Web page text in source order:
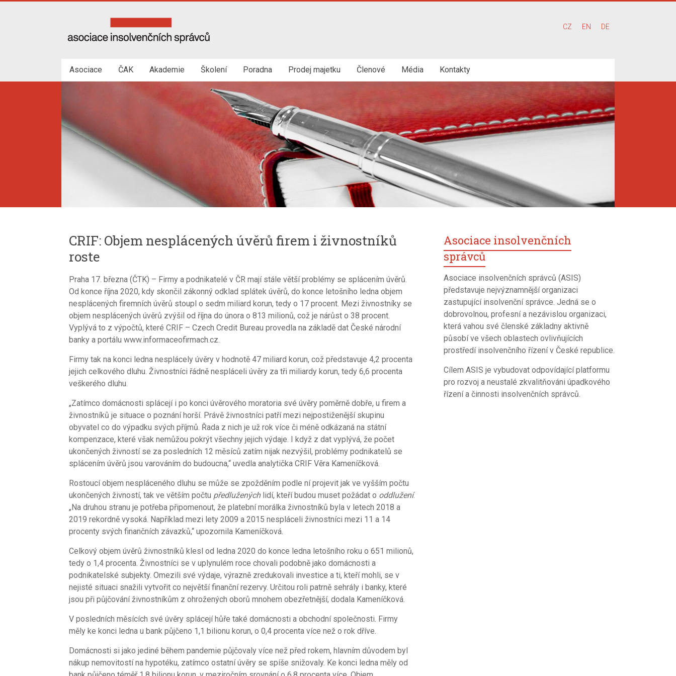
Asociace
insolvenčních
správců
CZ EN DE
Asociace ČAK Akademie Školení Poradna Prodej majetku Členové Média Kontakty
CRIF: Objem nesplácených úvěrů firem i živnostníků
roste
Praha 17. března (ČTK) – Firmy a podnikatelé v ČR mají stále větší problémy se splácením úvěrů.
Od konce října 2020, kdy skončil zákonný odklad splátek úvěrů, do konce letošního ledna objem
nesplácených firemních úvěrů stoupl o sedm miliard korun, tedy o 17 procent. Mezi živnostníky se
objem nesplácených úvěrů zvýšil od října do února o 813 milionů, což je nárůst o 38 procent.
Vyplývá to z výpočtů, které CRIF – Czech Credit Bureau provedla na základě dat České národní
banky a portálu www.informaceofirmach.cz.
Firmy tak na konci ledna nesplácely úvěry v hodnotě 47 miliard korun, což představuje 4,2 procenta
jejich celkového dluhu. Živnostníci řádně nespláceli úvěry za tři miliardy korun, tedy 6,6 procenta
veškerého dluhu.
„Zatímco domácnosti splácejí i po konci úvěrového moratoria své úvěry poměrně dobře, u firem a
živnostníků je situace o poznání horší. Právě živnostníci patří mezi nejpostiženější skupinu
obyvatel co do výpadku svých příjmů. Řada z nich je už rok více či méně odkázaná na státní
kompenzace, které však nemůžou pokrýt všechny jejich výdaje. I když z dat vyplývá, že počet
ukončených živností se za posledních 12 měsíců zatím nijak nezvýšil, problémy podnikatelů se
splácením úvěrů jsou varováním do budoucna,“ uvedla analytička CRIF Věra Kameníčková.
Rostoucí objem nespláceného dluhu se může se zpožděním podle ní projevit jak ve vyšším počtu
ukončených živností, tak ve větším počtu předluženýchlidí, kteří budou muset požádat o oddlužení.
„Na druhou stranu je potřeba připomenout, že platební morálka živnostníků byla v letech 2018 a
2019 rekordně vysoká. Například mezi lety 2009 a 2015 nespláceli živnostníci mezi 11 a 14
procenty svých finančních závazků,“ upozornila Kameníčková.
Celkový objem úvěrů živnostníků klesl od ledna 2020 do konce ledna letošního roku o 651 milionů,
tedy o 1,4 procenta. Živnostníci se v uplynulém roce chovali podobně jako domácnosti a
podnikatelské subjekty. Omezili své výdaje, výrazně zredukovali investice a ti, kteří mohli, se v
nejisté situaci snažili vytvořit co největší finanční rezervy. Určitou roli patrně sehrály i banky, které
jsou při půjčování živnostníkům z ohrožených oborů mnohem obezřetnější, dodala Kameníčková.
V posledních měsících své úvěry splácejí hůře také domácnosti a obchodní společnosti. Firmy
měly ke konci ledna u bank půjčeno 1,1 bilionu korun, o 0,4 procenta více než o rok dříve.
Domácnosti si jako jediné během pandemie půjčovaly více než před rokem, hlavním důvodem byl
nákup nemovitostí na hypotéku, zatímco ostatní úvěry se spíše snižovaly. Ke konci ledna měly od
Asociace insolvenčních
správců
Asociace insolvenčních správců (ASIS)
představuje nejvýznamnější organizaci
zastupující insolvenční správce. Jedná se o
dobrovolnou, profesní a nezávislou organizaci,
která vahou své členské základny aktivně
působí ve všech oblastech ovlivňujících
prostředí insolvenčního řízení v České republice.
Cílem ASIS je vybudovat odpovídající platformu
pro rozvoj a neustalé zkvalitňováni úpadkového
řízení a činnosti insolvenčních správců.